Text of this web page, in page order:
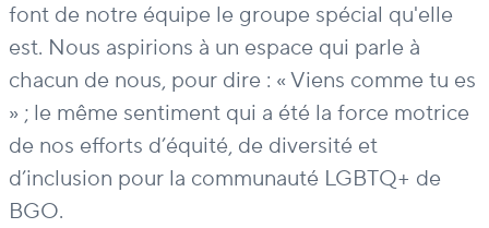
font de notre équipe le groupe spécial qu'elle
est. Nous aspirions à un espace qui parle à
chacun de nous, pour dire : « Viens comme tu es
» ; le même sentiment qui a été la force motrice
de nos efforts d’équité, de diversité et
d’inclusion pour la communauté LGBTQ+ de
BGO.